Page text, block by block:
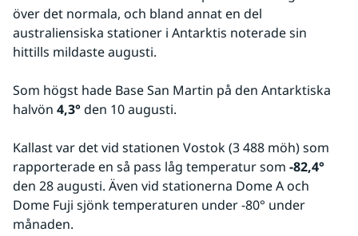
över det normala, och bland annat en del
australiensiska stationer i Antarktis noterade sin
hittills mildaste augusti.
Som högst hade Base San Martin på den Antarktiska
halvön 4,3° den 10 augusti.
Kallast var det vid stationen Vostok (3 488 möh) som
rapporterade en så pass låg temperatur som -82,4°
den 28 augusti. Även vid stationerna Dome A och
Dome Fuji sjönk temperaturen under -80° under
månaden.